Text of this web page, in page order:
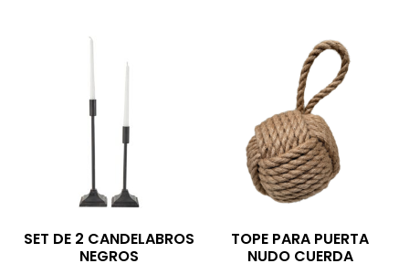
SET DE 2 CANDELABROS
NEGROS
TOPE PARA PUERTA
NUDO CUERDA